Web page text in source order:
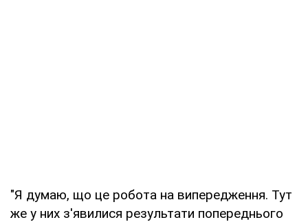
"Я думаю, що це робота на випередження. Тут
же у них з'явилися результати попереднього